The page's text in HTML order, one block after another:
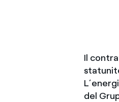
Il
del